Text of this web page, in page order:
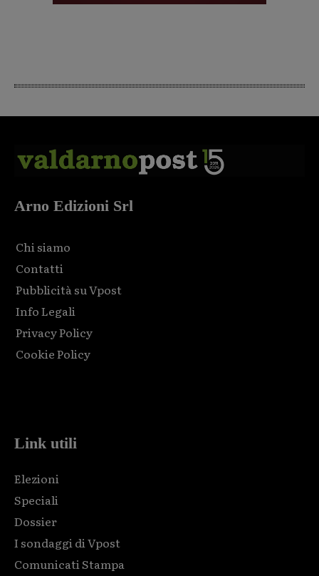
Arno Edizioni Srl
Chi siamo
Contatti
Pubblicità su Vpost
Info Legali
Privacy Policy
Cookie Policy
Link utili
Elezioni
Speciali
Dossier
I sondaggi di Vpost
Comunicati Stampa